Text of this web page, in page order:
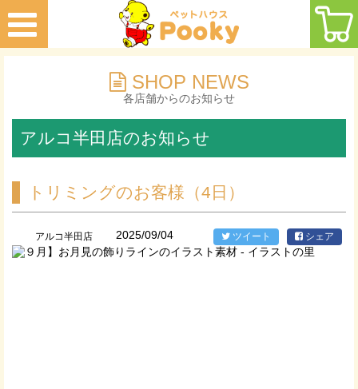
SHOP NEWS
各店舗からのお知らせ
アルコ半田店のお知らせ
トリミングのお客様（4日）
アルコ半田店 2025/09/04 ツイート シェア